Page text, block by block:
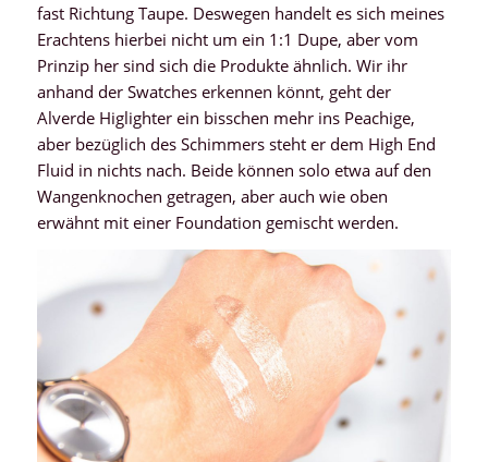
fast Richtung Taupe. Deswegen handelt es sich meines
Erachtens hierbei nicht um ein 1:1 Dupe, aber vom
Prinzip her sind sich die Produkte ähnlich. Wir ihr
anhand der Swatches erkennen könnt, geht der
Alverde Higlighter ein bisschen mehr ins Peachige,
aber bezüglich des Schimmers steht er dem High End
Fluid in nichts nach. Beide können solo etwa auf den
Wangenknochen getragen, aber auch wie oben
erwähnt mit einer Foundation gemischt werden.